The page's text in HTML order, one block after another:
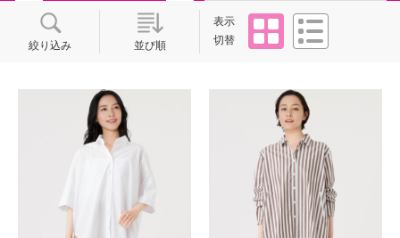
絞り込み 並び順
表示
切替
タイル